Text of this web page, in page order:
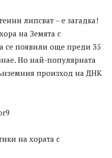
липсват – е загадка!
на Земята с
се появили още преди 35
Но най-популярната
произход на ДНК
на хората с